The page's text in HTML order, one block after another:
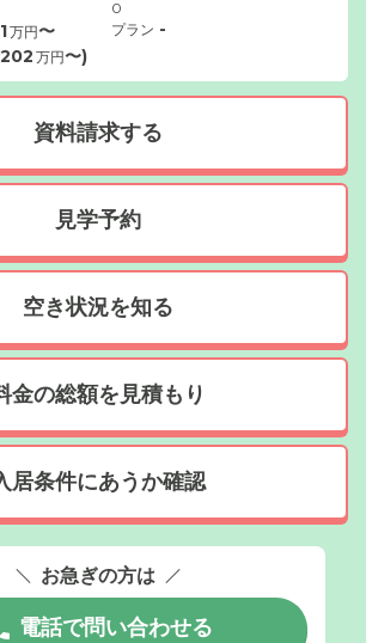
万円〜
202 万円〜)
0
プラン -
資料請求する
見学予約
空き状況を知る
金の総額を見積もり
居条件にあうか確認
お急ぎの方は
電話で問い合わせる